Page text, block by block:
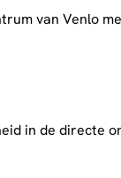
van Venlo
in de directe